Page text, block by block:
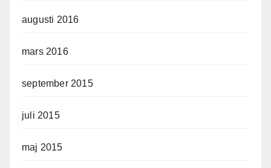
augusti 2016
mars 2016
september 2015
juli 2015
maj 2015